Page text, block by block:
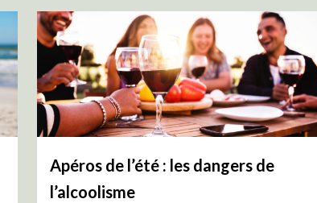
Apéros de l’été : les dangers de
l’alcoolisme